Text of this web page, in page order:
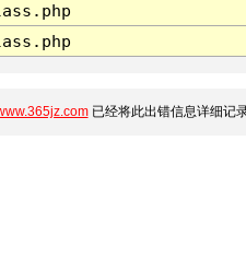
已经将此出错信息详细记